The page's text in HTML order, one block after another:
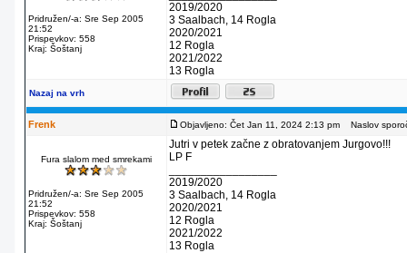
Pridružen/-a: Sre Sep 2005
21:52
Prispevkov: 558
Kraj: Šoštanj
2019/2020
3 Saalbach, 14 Rogla
2020/2021
12 Rogla
2021/2022
13 Rogla
Nazaj na vrh
Frenk Objavljeno: Čet Jan 11, 2024 2:13 pm Naslov
Fura slalom med smrekami
Pridružen/-a: Sre Sep 2005
21:52
Prispevkov: 558
Kraj: Šoštanj
Jutri v petek začne z obratovanjem Jurgovo!!!
LP F
2019/2020
3 Saalbach, 14 Rogla
2020/2021
12 Rogla
2021/2022
13 Rogla